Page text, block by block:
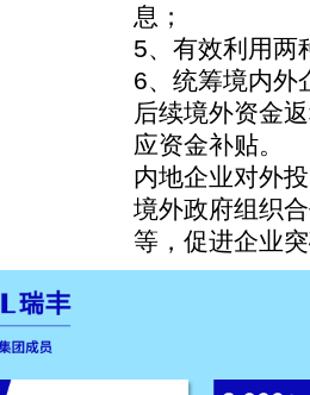
息；
5、有效利用两
6、统筹境内外
后续境外资金
应资金补贴。
内地企业对外
境外政府组织
等，促进企业